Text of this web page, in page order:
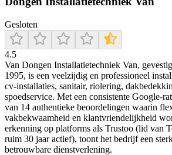
Gesloten
4.5
Van Dongen Installatietechniek Van,
1995, is een veelzijdig en professioneel
cv‑installaties, sanitair, riolering,
spoedservice. Met een consistente Google-
van 14 authentieke beoordelingen waarin
vakbekwaamheid en klantvriendelijkheid
erkenning op platforms als Trustoo (lid van
ruim 30 jaar actief), toont het bedrijf een
betrouwbare dienstverlening.